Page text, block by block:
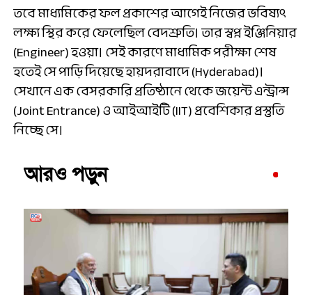
তবে মাধ্যমিকের ফল প্রকাশের আগেই নিজের ভবিষ্যৎ
লক্ষ্য স্থির করে ফেলেছিল বেদশ্রুতি। তার স্বপ্ন ইঞ্জিনিয়ার
(Engineer) হওয়া। সেই কারণে মাধ্যমিক পরীক্ষা শেষ
হতেই সে পাড়ি দিয়েছে হায়দরাবাদে (Hyderabad)।
সেখানে এক বেসরকারি প্রতিষ্ঠানে থেকে জয়েন্ট এন্ট্রান্স
(Joint Entrance) ও আইআইটি (IIT) প্রবেশিকার প্রস্তুতি
নিচ্ছে সে।
আরও পড়ুন